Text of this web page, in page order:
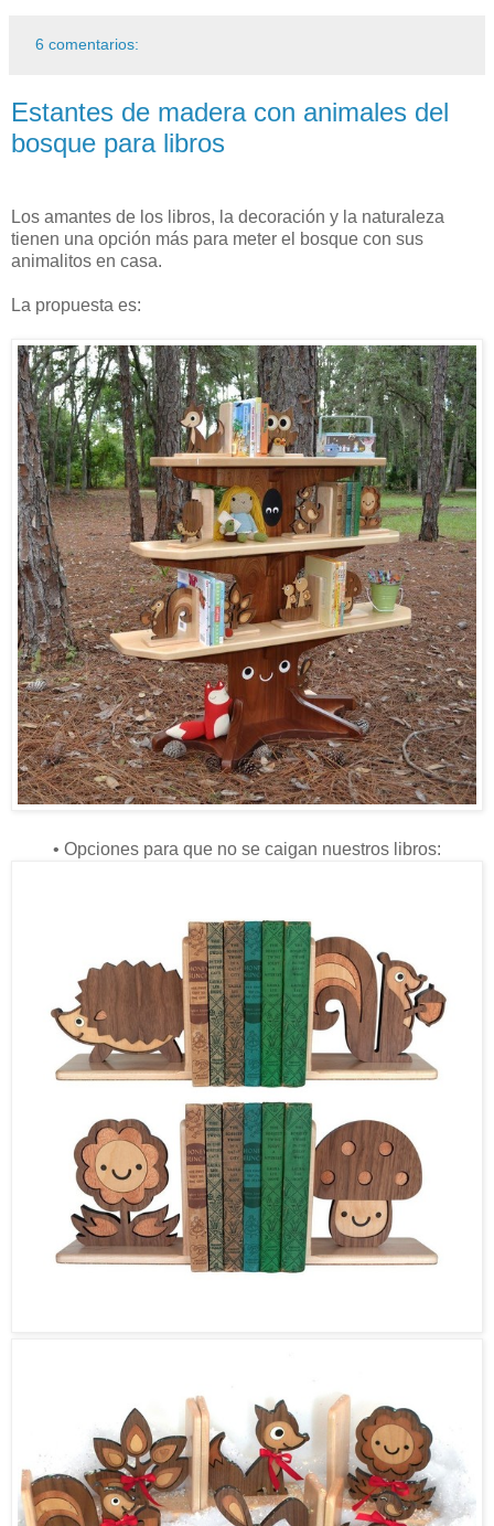
6 comentarios:
Estantes de madera con animales del
bosque para libros
Los amantes de los libros, la decoración y la naturaleza
tienen una opción más para meter el bosque con sus
animalitos en casa.
La propuesta es:
• Opciones para que no se caigan nuestros libros: